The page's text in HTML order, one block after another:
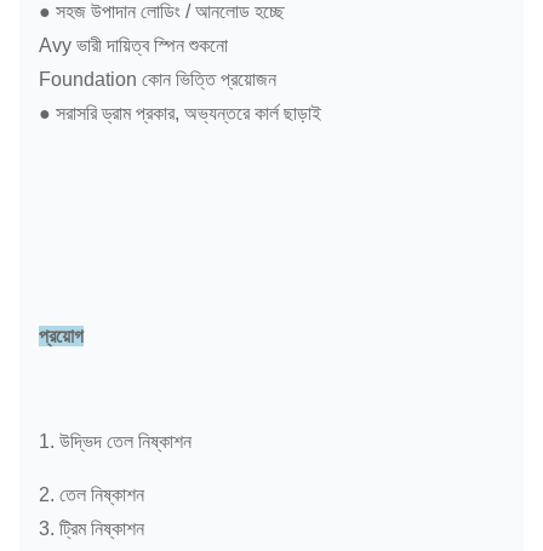
● সহজ উপাদান লোডিং / আনলোড হচ্ছে
Avy ভারী দায়িত্ব স্পিন শুকনো
Foundation কোন ভিত্তি প্রয়োজন
● সরাসরি ড্রাম প্রকার, অভ্যন্তরে কার্ল ছাড়াই
প্রয়োগ
1. উদ্ভিদ তেল নিষ্কাশন
2. তেল নিষ্কাশন
3. ট্রিম নিষ্কাশন